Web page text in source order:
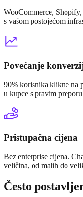
WooCommerce,
s vašom postojećom
Povećanje
90% korisnika klikne na
u kupce s pravim
Pristupačna cijena
Bez enterprise cijena.
veličina, od malih do
Često